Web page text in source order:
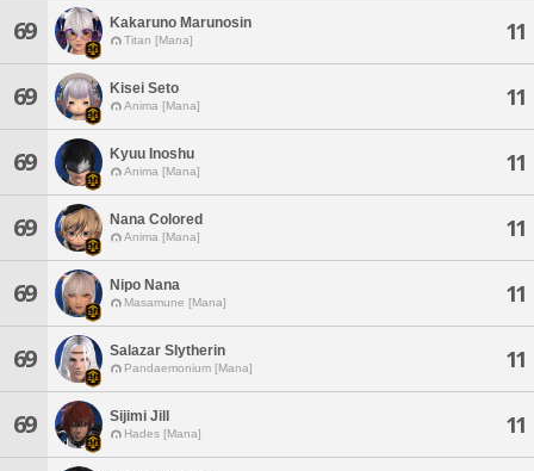
69 Kakaruno Marunosin
Titan [Mana] 11
69 Kisei Seto
Anima [Mana] 11
69 Kyuu Inoshu
Anima [Mana] 11
69 Nana Colored
Anima [Mana] 11
69 Nipo Nana
Masamune [Mana] 11
69 Salazar Slytherin
Pandaemonium [Mana] 11
69 Sijimi Jill
Hades [Mana] 11